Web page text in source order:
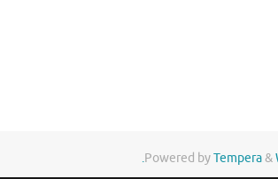
Powered byTempera&